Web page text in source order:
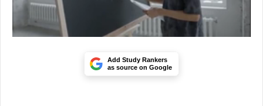
Add Study Rankers
as source on Google